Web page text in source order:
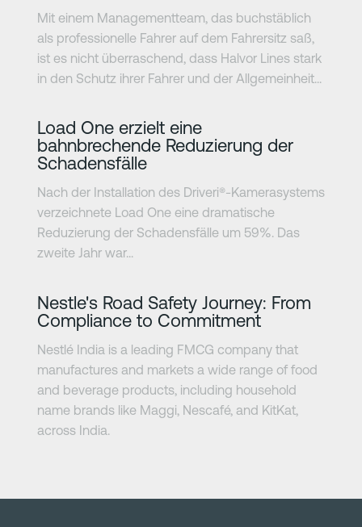
Mit einem Managementteam, das buchstäblich
als professionelle Fahrer auf dem Fahrersitz saß,
ist es nicht überraschend, dass Halvor Lines stark
in den Schutz ihrer Fahrer und der Allgemeinheit...
Load One erzielt eine
bahnbrechende Reduzierung der
Schadensfälle
Nach der Installation des Driveri®-Kamerasystems
verzeichnete Load One eine dramatische
Reduzierung der Schadensfälle um 59%. Das
zweite Jahr war...
Nestle's Road Safety Journey: From
Compliance to Commitment
Nestlé India is a leading FMCG company that
manufactures and markets a wide range of food
and beverage products, including household
name brands like Maggi, Nescafé, and KitKat,
across India.